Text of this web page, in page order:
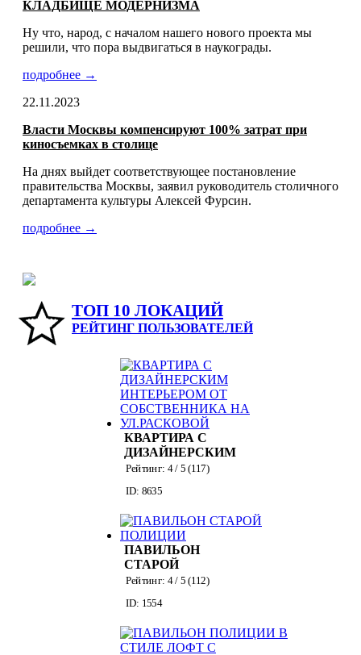
КЛАДБИЩЕ МОДЕРНИЗМА
Ну что, народ, с началом нашего нового проекта мы
решили, что пора выдвигаться в наукограды.
подробнее →
22.11.2023
Власти Москвы компенсируют 100% затрат при
киносъемках в столице
На днях выйдет соответствующее постановление
правительства Москвы, заявил руководитель столичного
департамента культуры Алексей Фурсин.
подробнее →
ТОП 10 ЛОКАЦИЙ
РЕЙТИНГ ПОЛЬЗОВАТЕЛЕЙ
КВАРТИРА С
ДИЗАЙНЕРСКИМ
ИНТЕРЬЕРОМ ОТ
НА УЛ.РАСКОВОЙ
Рейтинг: 4/ 5 (117)
ID: 8635
ПАВИЛЬОН
СТАРОЙ
ПОЛИЦИИ
Рейтинг: 4/ 5 (112)
ID: 1554